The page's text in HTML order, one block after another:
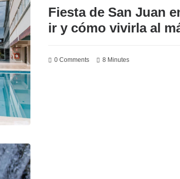
Fiesta de San Juan
ir y cómo vivirla al
0 Comments 8 Minutes